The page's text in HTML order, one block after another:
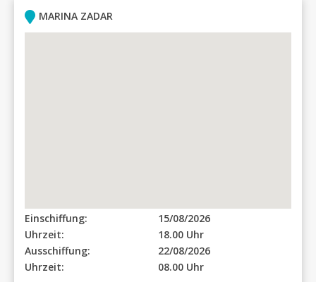
MARINA ZADAR
Einschiffung:
15/08/2026
Uhrzeit:
18.00 Uhr
Ausschiffung:
22/08/2026
Uhrzeit:
08.00 Uhr